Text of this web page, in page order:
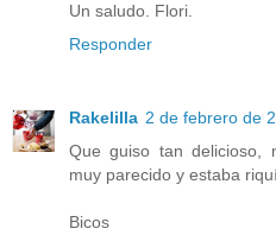
Un saludo. Flori.
Responder
Rakelilla 2 de febrero de
Que guiso tan delicioso,
muy parecido y estaba
Bicos